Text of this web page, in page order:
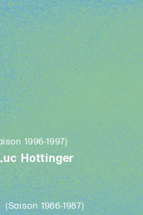
1996-1997)
Hottinger
(Saison 1986-1987)